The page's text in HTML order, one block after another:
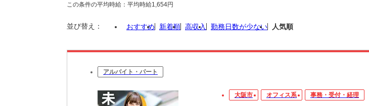
この条件の平均時給：平均時給1,654円
並び替え： おすすめ 新着順 高収入 勤務日数が少ない 人気順
アルバイト・パート
大阪市 オフィス系 事務・受付・経理